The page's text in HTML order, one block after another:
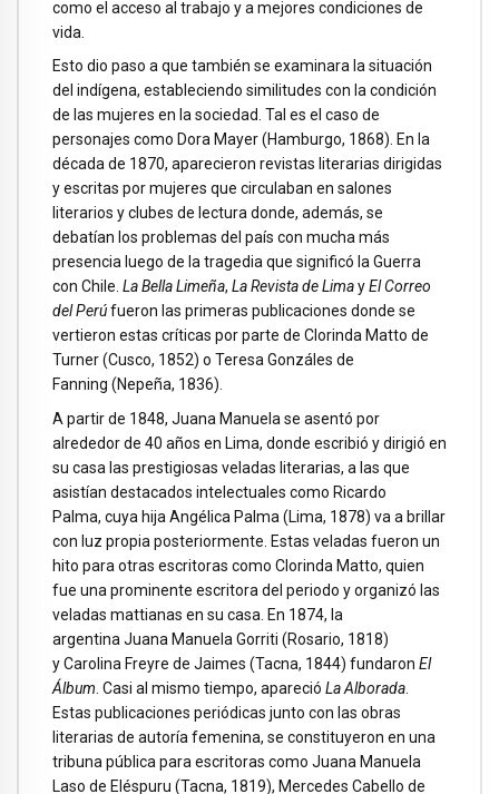
como el acceso al trabajo y a mejores condiciones de
vida.
Esto dio paso a que también se examinara la situación
del indígena, estableciendo similitudes con la condición
de las mujeres en la sociedad. Tal es el caso de
personajes como Dora Mayer (Hamburgo, 1868). En la
década de 1870, aparecieron revistas literarias dirigidas
y escritas por mujeres que circulaban en salones
literarios y clubes de lectura donde, además, se
debatían los problemas del país con mucha más
presencia luego de la tragedia que significó la Guerra
con Chile. La Bella Limeña, La Revista de LimayEl Correo
del Perúfueron las primeras publicaciones donde se
vertieron estas críticas por parte de Clorinda Matto de
Turner (Cusco, 1852) o Teresa Gonzáles de
Fanning (Nepeña, 1836).
A partir de 1848, Juana Manuela se asentó por
alrededor de 40 años en Lima, donde escribió y dirigió en
su casa las prestigiosas veladas literarias, a las que
asistían destacados intelectuales como Ricardo
Palma, cuya hija Angélica Palma (Lima, 1878) va a brillar
con luz propia posteriormente. Estas veladas fueron un
hito para otras escritoras como Clorinda Matto, quien
fue una prominente escritora del periodo y organizó las
veladas mattianas en su casa. En 1874, la
argentina Juana Manuela Gorriti (Rosario, 1818)
y Carolina Freyre de Jaimes (Tacna, 1844) fundaron El
Álbum. Casi al mismo tiempo, apareció La Alborada.
Estas publicaciones periódicas junto con las obras
literarias de autoría femenina, se constituyeron en una
tribuna pública para escritoras como Juana Manuela
Laso de Eléspuru (Tacna, 1819), Mercedes Cabello de